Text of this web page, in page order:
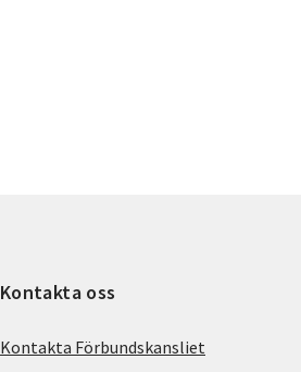
Kontakta oss
Kontakta Förbundskansliet